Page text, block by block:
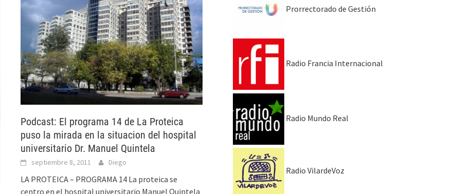
Podcast: El programa 14 de La Proteica
puso la mirada en la situacion del hospital
universitario Dr. Manuel Quintela
septiembre 8, 2011 Diego
LA PROTEICA – PROGRAMA 14 La proteica se
centro en el hospital universitario Manuel Quintela
Prorrectorado de Gestión
Radio Francia Internacional
Radio Mundo Real
Radio VilardeVoz